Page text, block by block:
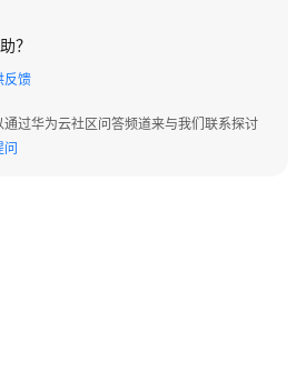
？
反馈
过华为云社区问答频道来与我们联系探讨
问